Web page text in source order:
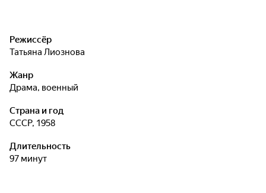
Режиссёр
Татьяна Лиознова
Жанр
драма, военный
Страна и год
СССР, 1958
Длительность
97 минут